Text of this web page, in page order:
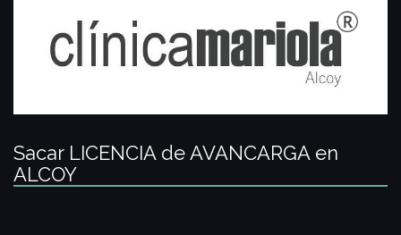
Sacar LICENCIA de AVANCARGA en
ALCOY